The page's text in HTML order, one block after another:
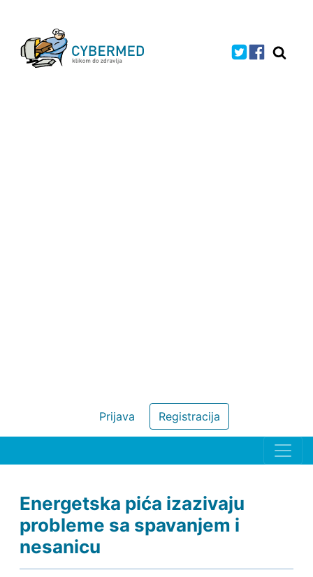
Registracija
Prijava
Energetska pića izazivaju
probleme sa spavanjem i
nesanicu